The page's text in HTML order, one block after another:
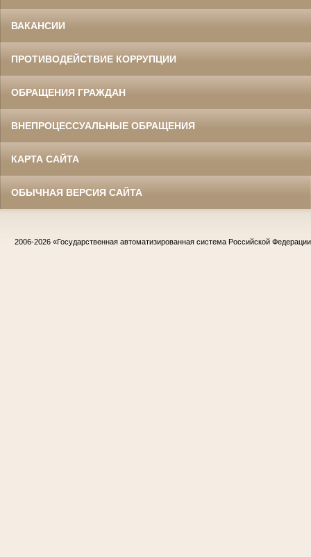
ВАКАНСИИ
ПРОТИВОДЕЙСТВИЕ КОРРУПЦИИ
ОБРАЩЕНИЯ ГРАЖДАН
ВНЕПРОЦЕССУАЛЬНЫЕ ОБРАЩЕНИЯ
КАРТА САЙТА
ОБЫЧНАЯ ВЕРСИЯ САЙТА
2006-2026 «Государственная автоматизированная система Российской